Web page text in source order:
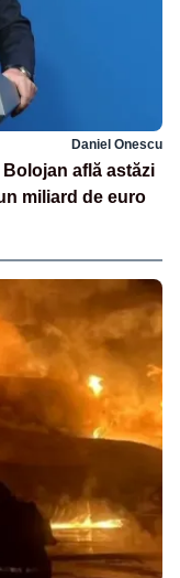
Daniel Onescu
află astăzi
miliard de euro